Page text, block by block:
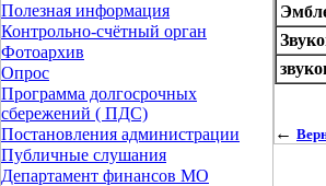
Полезная информация
Контрольно-счётный орган
Фотоархив
Опрос
Программа долгосрочных
сбережений ( ПДС)
Постановления администрации
Публичные слушания
Департамент финансов МО
←